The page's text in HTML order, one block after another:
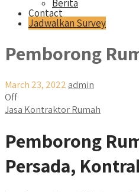
Berita
Contact
Jadwalkan Survey
Pemborong
March 23, 2022 admin
Off
Jasa Kontraktor Rumah
Pemborong
Persada,